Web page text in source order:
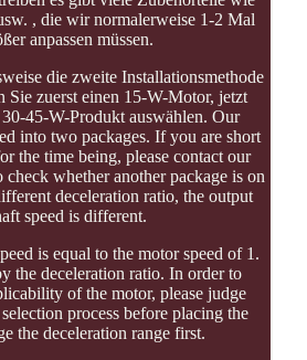
, die wir normalerweise 1-2 Mal
anpassen müssen.
die zweite Installationsmethode
Sie zuerst einen 15-W-Motor, jetzt
30-45-W-Produkt auswählen. Our
into two packages. If you are short
the time being, please contact our
check whether another package is on
deceleration ratio, the output
speed is different.
is equal to the motor speed of 1.
the deceleration ratio. In order to
of the motor, please judge
process before placing the
the deceleration range first.